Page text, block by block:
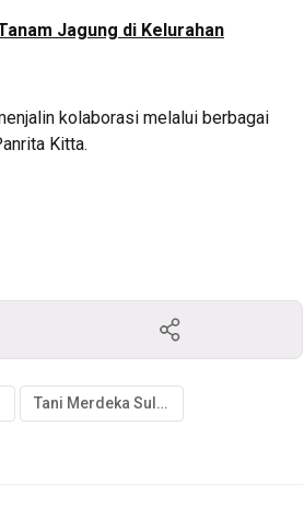
Jagung di Kelurahan
kolaborasi melalui berbagai
Kitta.
Tani Merdeka Sulawesi Selatan